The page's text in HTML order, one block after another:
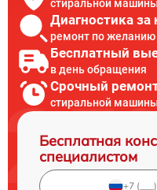
стиральной машины
Диагностика за
ремонт по желанию
Бесплатный
в день обращения
Срочный
стиральной машины
Бесплатная
специалистом